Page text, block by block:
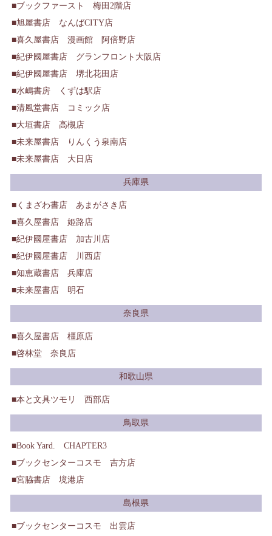
ブックファースト 梅田2階店
旭屋書店 なんばCITY店
喜久屋書店 漫画館 阿倍野店
紀伊國屋書店 グランフロント大阪店
紀伊國屋書店 堺北花田店
水嶋書房 くずは駅店
清風堂書店 コミック店
大垣書店 高槻店
未来屋書店 りんくう泉南店
未来屋書店 大日店
兵庫県
くまざわ書店 あまがさき店
喜久屋書店 姫路店
紀伊國屋書店 加古川店
紀伊國屋書店 川西店
知恵蔵書店 兵庫店
未来屋書店 明石
奈良県
喜久屋書店 橿原店
啓林堂 奈良店
和歌山県
本と文具ツモリ 西部店
鳥取県
Book Yard. CHAPTER3
ブックセンターコスモ 吉方店
宮脇書店 境港店
島根県
ブックセンターコスモ 出雲店